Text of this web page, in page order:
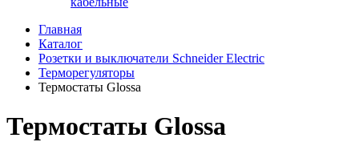
Главная
Каталог
Розетки и выключатели Schneider Electric
Терморегуляторы
Термостаты Glossa
Термостаты Glossa